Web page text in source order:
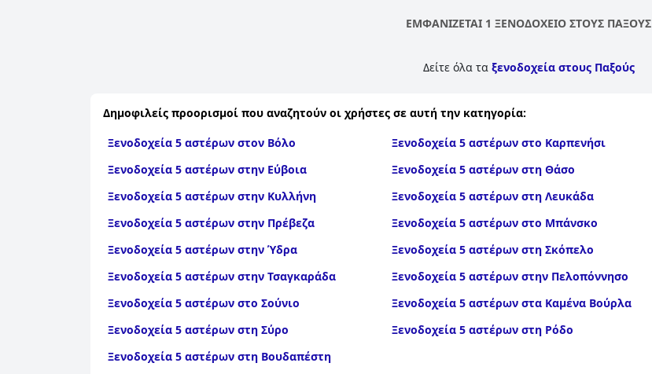
ΕΜΦΑΝΙΖΕΤΑΙ 1 ΞΕΝΟΔΟΧΕΙΟ ΣΤΟΥΣ ΠΑΞΟΥΣ
Δείτε όλα τα ξενοδοχεία στους Παξούς
Δημοφιλείς προορισμοί που αναζητούν οι χρήστες σε αυτή την κατηγορία:
Ξενοδοχεία 5 αστέρων στον Βόλο
Ξενοδοχεία 5 αστέρων στο Καρπενήσι
Ξενοδοχεία 5 αστέρων στην Εύβοια
Ξενοδοχεία 5 αστέρων στη Θάσο
Ξενοδοχεία 5 αστέρων στην Κυλλήνη
Ξενοδοχεία 5 αστέρων στη Λευκάδα
Ξενοδοχεία 5 αστέρων στην Πρέβεζα
Ξενοδοχεία 5 αστέρων στο Μπάνσκο
Ξενοδοχεία 5 αστέρων στην Ύδρα
Ξενοδοχεία 5 αστέρων στη Σκόπελο
Ξενοδοχεία 5 αστέρων στην Τσαγκαράδα
Ξενοδοχεία 5 αστέρων στην Πελοπόννησο
Ξενοδοχεία 5 αστέρων στο Σούνιο
Ξενοδοχεία 5 αστέρων στα Καμένα Βούρλα
Ξενοδοχεία 5 αστέρων στη Σύρο
Ξενοδοχεία 5 αστέρων στη Ρόδο
Ξενοδοχεία 5 αστέρων στη Βουδαπέστη